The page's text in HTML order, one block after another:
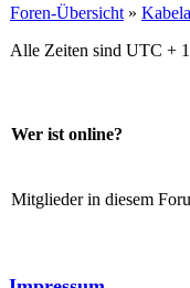
Foren-Übersicht »
Alle Zeiten sind UTC +
Wer ist online?
Mitglieder in diesem